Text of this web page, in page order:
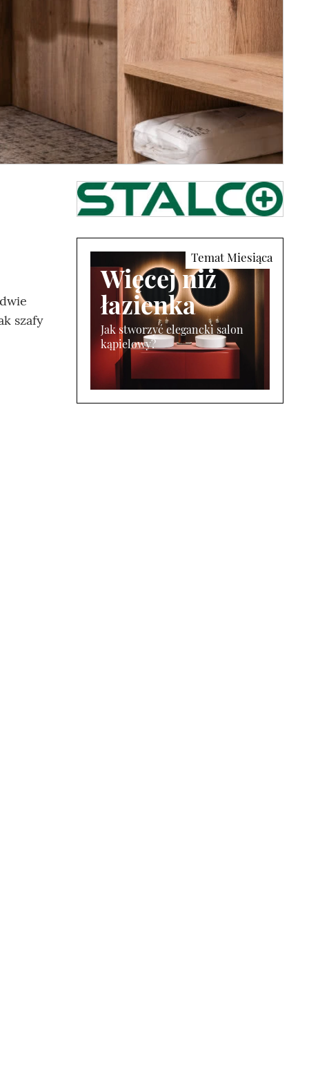
szafy
Więcej niż
łazienka
Jak stworzyć elegancki salon
kąpielowy?